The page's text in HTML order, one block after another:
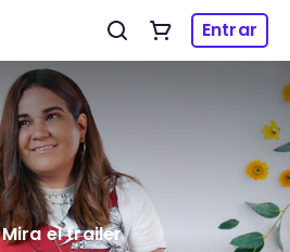
Entrar
Mira el trailer